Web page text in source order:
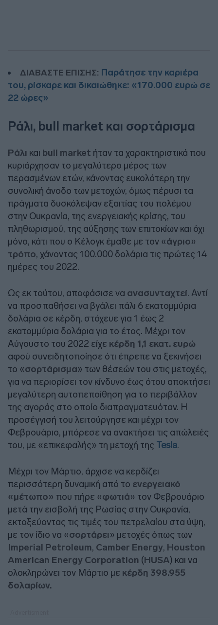
ΔΙΑΒΑΣΤΕ ΕΠΙΣΗΣ: Παράτησε την καριέρα
του, ρίσκαρε και δικαιώθηκε: «170.000 ευρώ σε
22 ώρες»
Ράλι, bull market και σορτάρισμα
Ράλι και bull market ήταν τα χαρακτηριστικά που
κυριάρχησαν το μεγαλύτερο μέρος των
περασμένων ετών, κάνοντας ευκολότερη την
συνολική άνοδο των μετοχών, όμως πέρυσι τα
πράγματα δυσκόλεψαν εξαιτίας του πολέμου
στην Ουκρανία, της ενεργειακής κρίσης, του
πληθωρισμού, της αύξησης των επιτοκίων και όχι
μόνο, κάτι που ο Κέλογκ έμαθε με τον «άγριο»
τρόπο, χάνοντας 100.000 δολάρια τις πρώτες 14
ημέρες του 2022.
Ως εκ τούτου, αποφάσισε να ανασυνταχτεί. Αντί
να προσπαθήσει να βγάλει πάλι 6 εκατομμύρια
δολάρια σε κέρδη, στόχευε για 1 έως 2
εκατομμύρια δολάρια για το έτος. Μέχρι τον
Αύγουστο του 2022 είχε κέρδη 1,1 εκατ. ευρώ
αφού συνειδητοποίησε ότι έπρεπε να ξεκινήσει
το «σορτάρισμα» των θέσεών του στις μετοχές,
για να περιορίσει τον κίνδυνο έως ότου αποκτήσει
μεγαλύτερη αυτοπεποίθηση για το περιβάλλον
της αγοράς στο οποίο διαπραγματευόταν. Η
προσέγγισή του λειτούργησε και μέχρι τον
Φεβρουάριο, μπόρεσε να ανακτήσει τις απώλειές
του, με «επικεφαλής» τη μετοχή της Tesla.
Μέχρι τον Μάρτιο, άρχισε να κερδίζει
περισσότερη δυναμική από το ενεργειακό
«μέτωπο» που πήρε «φωτιά» τον Φεβρουάριο
μετά την εισβολή της Ρωσίας στην Ουκρανία,
εκτοξεύοντας τις τιμές του πετρελαίου στα ύψη,
με τον ίδιο να «σορτάρει» μετοχές όπως των
Imperial Petroleum, Camber Energy, Houston
American Energy Corporation (HUSA) και να
ολοκληρώνει τον Μάρτιο με κέρδη 398.955
δολαρίων.